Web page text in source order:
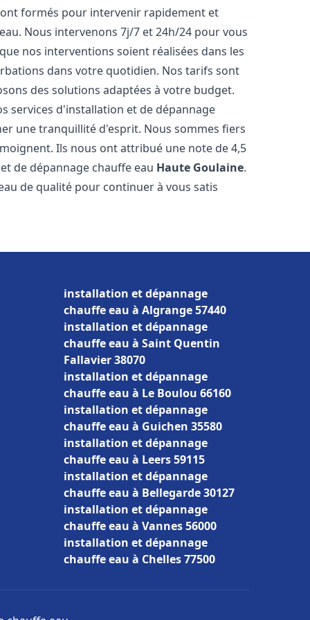
formés pour intervenir rapidement et
Nous intervenons 7j/7 et 24h/24 pour vous
nos interventions soient réalisées dans les
dans votre quotidien. Nos tarifs sont
des solutions adaptées à votre budget.
services d'installation et de dépannage
une tranquillité d'esprit. Nous sommes fiers
Ils nous ont attribué une note de 4,5
de dépannage chauffe eau Haute Goulaine.
de qualité pour continuer à vous satis
installation et dépannage
chauffe eau à Algrange 57440
installation et dépannage
chauffe eau à Saint Quentin
Fallavier 38070
installation et dépannage
chauffe eau à Le Boulou 66160
installation et dépannage
chauffe eau à Guichen 35580
installation et dépannage
chauffe eau à Leers 59115
installation et dépannage
chauffe eau à Bellegarde 30127
installation et dépannage
chauffe eau à Vannes 56000
installation et dépannage
chauffe eau à Chelles 77500